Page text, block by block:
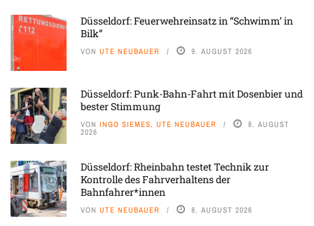
Düsseldorf: Feuerwehreinsatz in “Schwimm’ in
Bilk”
VON UTE NEUBAUER 9. AUGUST 2026
Düsseldorf: Punk-Bahn-Fahrt mit Dosenbier und
bester Stimmung
VON INGO SIEMES, UTE NEUBAUER 8. AUGUST
2026
Düsseldorf: Rheinbahn testet Technik zur
Kontrolle des Fahrverhaltens der
Bahnfahrer*innen
VON UTE NEUBAUER 8. AUGUST 2026